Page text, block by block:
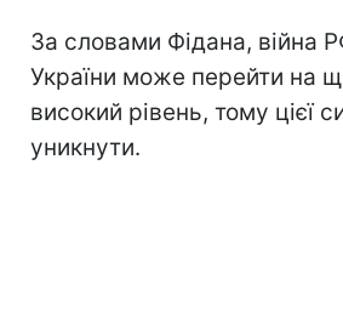
За словами Фідана, війна
України може перейти на
високий рівень, тому цієї
уникнути.